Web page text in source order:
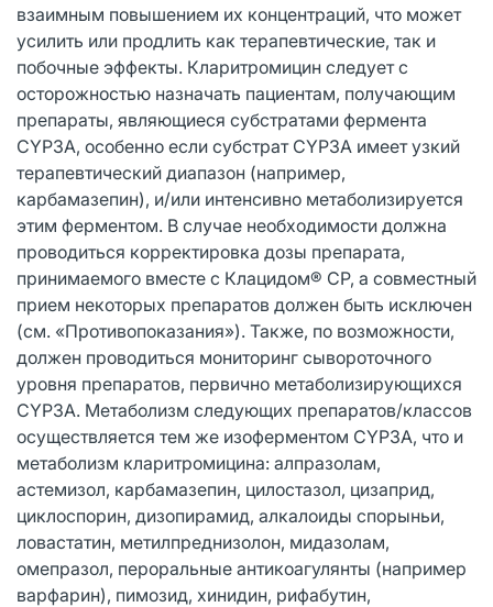
взаимным повышением их концентраций, что может
усилить или продлить как терапевтические, так и
побочные эффекты. Кларитромицин следует с
осторожностью назначать пациентам, получающим
препараты, являющиеся субстратами фермента
CYP3A, особенно если субстрат CYP3A имеет узкий
терапевтический диапазон (например,
карбамазепин), и/или интенсивно метаболизируется
этим ферментом. В случае необходимости должна
проводиться корректировка дозы препарата,
принимаемого вместе с Клацидом® СР, а совместный
прием некоторых препаратов должен быть исключен
(см. «Противопоказания»). Также, по возможности,
должен проводиться мониторинг сывороточного
уровня препаратов, первично метаболизирующихся
CYP3A. Метаболизм следующих препаратов/классов
осуществляется тем же изоферментом CYP3A, что и
метаболизм кларитромицина: алпразолам,
астемизол, карбамазепин, цилостазол, цизаприд,
циклоспорин, дизопирамид, алкалоиды спорыньи,
ловастатин, метилпреднизолон, мидазолам,
омепразол, пероральные антикоагулянты (например
варфарин), пимозид, хинидин, рифабутин,